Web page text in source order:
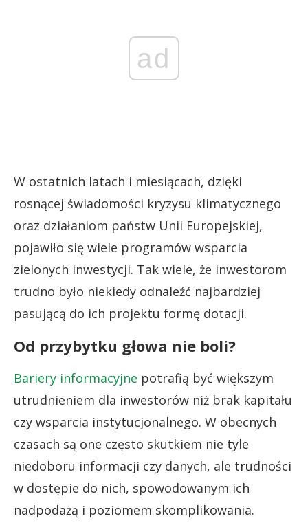
ad
W ostatnich latach i miesiącach, dzięki
rosnącej świadomości kryzysu klimatycznego
oraz działaniom państw Unii Europejskiej,
pojawiło się wiele programów wsparcia
zielonych inwestycji. Tak wiele, że inwestorom
trudno było niekiedy odnaleźć najbardziej
pasującą do ich projektu formę dotacji.
Od przybytku głowa nie boli?
Bariery informacyjne potrafią być większym
utrudnieniem dla inwestorów niż brak kapitału
czy wsparcia instytucjonalnego. W obecnych
czasach są one często skutkiem nie tyle
niedoboru informacji czy danych, ale trudności
w dostępie do nich, spowodowanym ich
nadpodażą i poziomem skomplikowania.